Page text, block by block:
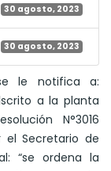
30 agosto, 2023
30 agosto, 2023
le notifica a:
a la planta
N°3016
el Secretario de
“se ordena la